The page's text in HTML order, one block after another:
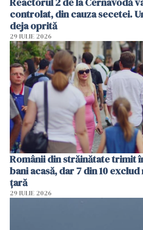
controlat, din cauza secetei.
deja oprită
29 IULIE 2026
Românii din străinătate trimit
bani acasă, dar 7 din 10
țară
29 IULIE 2026